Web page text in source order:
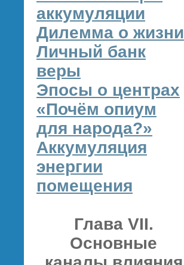
аккумуляции
Дилемма о жизни
Личный банк
веры
Эпосы о центрах
«Почём опиум
для народа?»
Аккумуляция
энергии
помещения
Глава VII.
Основные